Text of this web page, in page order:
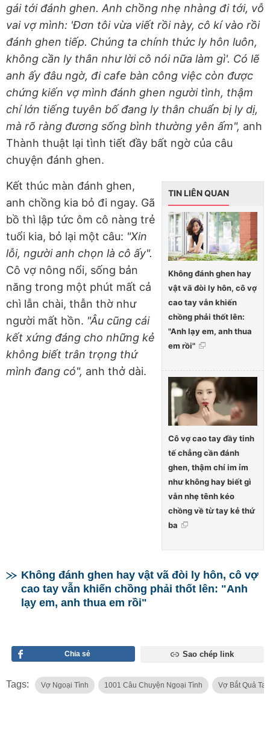
gái tới đánh ghen. Anh chồng nhẹ nhàng đi tới, vỗ
vai vợ mình: 'Đơn tôi vừa viết rồi này, cô kí vào rồi
đánh ghen tiếp. Chúng ta chính thức ly hôn luôn,
không cần ly thân như lời cô nói nữa làm gì'. Có lẽ
anh ấy đâu ngờ, đi cafe bàn công việc còn được
chứng kiến vợ mình đánh ghen người tình, thậm
chí lớn tiếng tuyên bố đang ly thân chuẩn bị ly dị,
mà rõ ràng đương sống bình thường yên ấm", anh
Thành thuật lại tình tiết đầy bất ngờ của câu
chuyện đánh ghen.
TIN LIÊN QUAN
Không đánh ghen hay
vật vã đòi ly hôn, cô vợ
cao tay vẫn khiến
chồng phải thốt lên:
"Anh lạy em, anh thua
em rồi"
Cô vợ cao tay đầy tinh
tế chẳng cần đánh
ghen, thậm chí im ỉm
như không hay biết gì
vẫn nhẹ tênh kéo
chồng về từ tay kẻ thứ
ba
Kết thúc màn đánh ghen,
anh chồng kia bỏ đi ngay. Gã
bồ thì lập tức ôm cô nàng trẻ
tuổi kia, bỏ lại một câu: "Xin
lỗi, người anh chọn là cô ấy".
Cô vợ nông nổi, sống bản
năng trong một phút mất cả
chì lẫn chài, thẫn thờ như
người mất hồn. "Âu cũng cái
kết xứng đáng cho những kẻ
không biết trân trọng thứ
mình đang có", anh thở dài.
Không đánh ghen hay vật vã đòi ly hôn, cô vợ
cao tay vẫn khiến chồng phải thốt lên: "Anh
lạy em, anh thua em rồi"
Chia sẻ Sao chép link
Tags: Vợ Ngoại Tình 1001 Câu Chuyện Ngoại Tình Vợ Bắt Quả